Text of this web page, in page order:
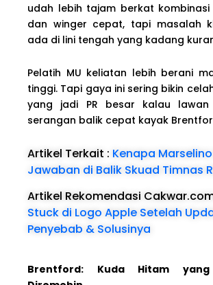
udah lebih tajam berkat
dan winger cepat, tapi masalah
ada di lini tengah yang kadang
Pelatih MU keliatan lebih berani
tinggi. Tapi gaya ini sering bikin
yang jadi PR besar kalau
serangan balik cepat kayak
Artikel Terkait : Kenapa
Jawaban di Balik Skuad Timnas
Artikel Rekomendasi
Stuck di Logo Apple Setelah
Penyebab & Solusinya
Brentford: Kuda Hitam